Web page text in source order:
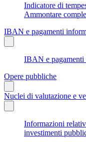
Indicatore di
Ammontare
IBAN e pagamenti
IBAN e pagamenti
Opere pubbliche
Nuclei di valutazione e
Informazioni
investimenti